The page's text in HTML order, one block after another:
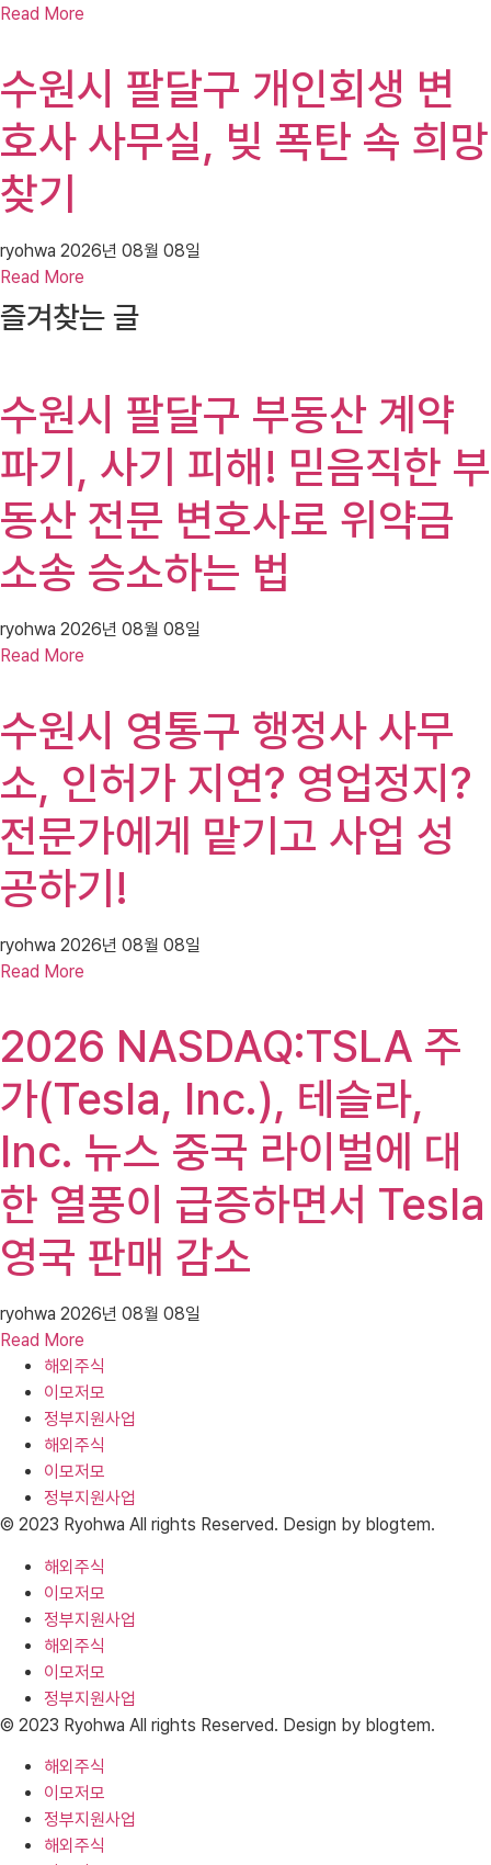
Read More
수원시 팔달구 개인회생 변
호사 사무실, 빚 폭탄 속 희망
찾기
ryohwa 2026년 08월 08일
Read More
즐겨찾는 글
수원시 팔달구 부동산 계약
파기, 사기 피해! 믿음직한 부
동산 전문 변호사로 위약금
소송 승소하는 법
ryohwa 2026년 08월 08일
Read More
수원시 영통구 행정사 사무
소, 인허가 지연? 영업정지?
전문가에게 맡기고 사업 성
공하기!
ryohwa 2026년 08월 08일
Read More
2026 NASDAQ:TSLA 주
가(Tesla, Inc.), 테슬라,
Inc. 뉴스 중국 라이벌에 대
한 열풍이 급증하면서 Tesla
영국 판매 감소
ryohwa 2026년 08월 08일
Read More
해외주식
이모저모
정부지원사업
해외주식
이모저모
정부지원사업
© 2023 Ryohwa All rights Reserved. Design by blogtem.
해외주식
이모저모
정부지원사업
해외주식
이모저모
정부지원사업
© 2023 Ryohwa All rights Reserved. Design by blogtem.
해외주식
이모저모
정부지원사업
해외주식